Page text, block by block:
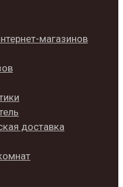
магазинов
доставка